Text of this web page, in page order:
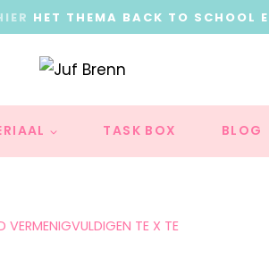
HET THEMA BACK TO SCHOOL
TASK BOX BLOG
VERMENIGVULDIGEN TE X TE